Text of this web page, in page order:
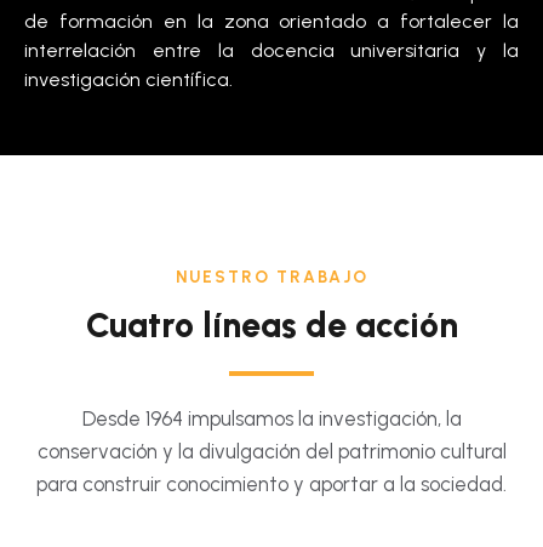
de formación en la zona orientado a fortalecer la
interrelación entre la docencia universitaria y la
investigación científica.
NUESTRO TRABAJO
Cuatro líneas de acción
Desde 1964 impulsamos la investigación, la
conservación y la divulgación del patrimonio cultural
para construir conocimiento y aportar a la sociedad.